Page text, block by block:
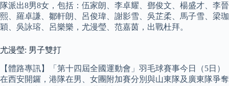
隊派出8男8女，包括：伍家朗、李卓耀、鄧俊文、楊盛才、李晉
熙、羅卓謙、鄒軒朗、呂俊瑋、謝影雪、吳芷柔、馬子雪、梁珈
穎、吳詠瑢、呂樂樂，尤漫瑩、范嘉茵，出戰杜拜。
尤漫瑩: 男子雙打
【體路專訊】「第十四屆全國運動會」羽毛球賽事今日（5日）
在西安開鑼，港隊在男、女團附加賽分別與山東隊及廣東隊爭奪